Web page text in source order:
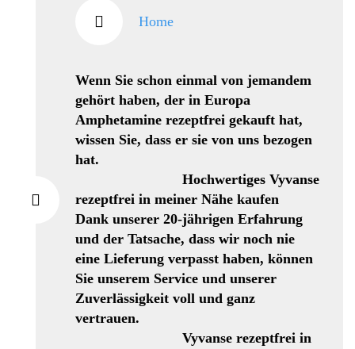
Home
Wenn Sie schon einmal von jemandem
gehört haben, der in Europa
Amphetamine rezeptfrei gekauft hat,
wissen Sie, dass er sie von uns bezogen
hat.
Hochwertiges Vyvanse
rezeptfrei in meiner Nähe kaufen
Dank unserer 20-jährigen Erfahrung
und der Tatsache, dass wir noch nie
eine Lieferung verpasst haben, können
Sie unserem Service und unserer
Zuverlässigkeit voll und ganz
vertrauen.
Vyvanse rezeptfrei in